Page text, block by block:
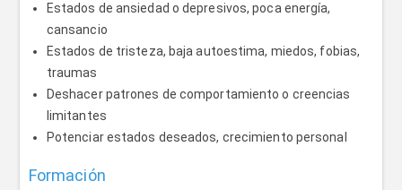
Estados de ansiedad o depresivos, poca energía,
cansancio
Estados de tristeza, baja autoestima, miedos, fobias,
traumas
Deshacer patrones de comportamiento o creencias
limitantes
Potenciar estados deseados, crecimiento personal
Formación